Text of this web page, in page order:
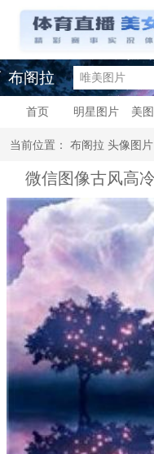
布阁拉
首页 明星图片 美
当前位置： 布阁拉 头像图片
微信图像古风高